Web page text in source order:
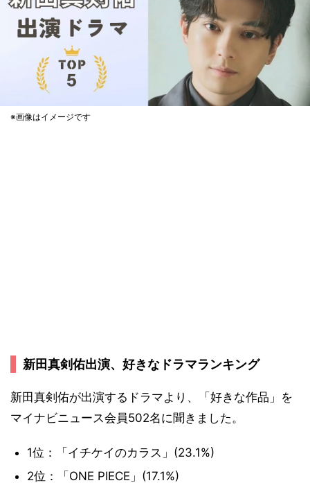
※画像はイメージです
新田真剣佑出演、好きなドラマランキング
新田真剣佑が出演するドラマより、「好きな作品」を
マイナビニュース会員502名に聞きました。
1位：「イチケイのカラス」(23.1%)
2位：「ONE PIECE」(17.1%)